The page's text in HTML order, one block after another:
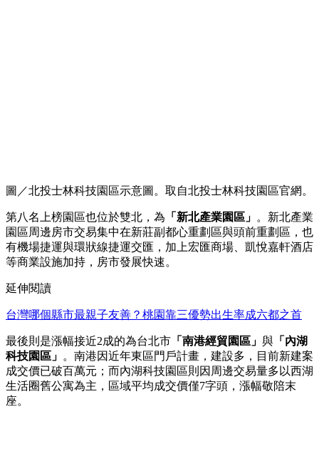
圖／北投士林科技園區示意圖。取自北投士林科技園區官網。
第八名上榜園區也位於雙北，為 「新北產業園區」 。新北產業
園區周邊房市交易集中在新莊副都心重劃區與頭前重劃區，也
有機場捷運與環狀線捷運交匯，加上宏匯商場、凱悅嘉軒酒店
等商業設施加持，房市發展快速。
延伸閱讀
台灣哪個縣市最親子友善？桃園靠三優勢出生率成六都之首
最後則是漲幅接近2成的為台北市 「南港經貿園區」 與 「內湖
科技園區」 。南港因近年東區門戶計畫，建設多，目前新建案
成交價已破百萬元；而內湖科技園區則因周邊交易量多以西湖
生活圈舊公寓為主，區域平均成交價僅7字頭，漲幅敬陪末
座。